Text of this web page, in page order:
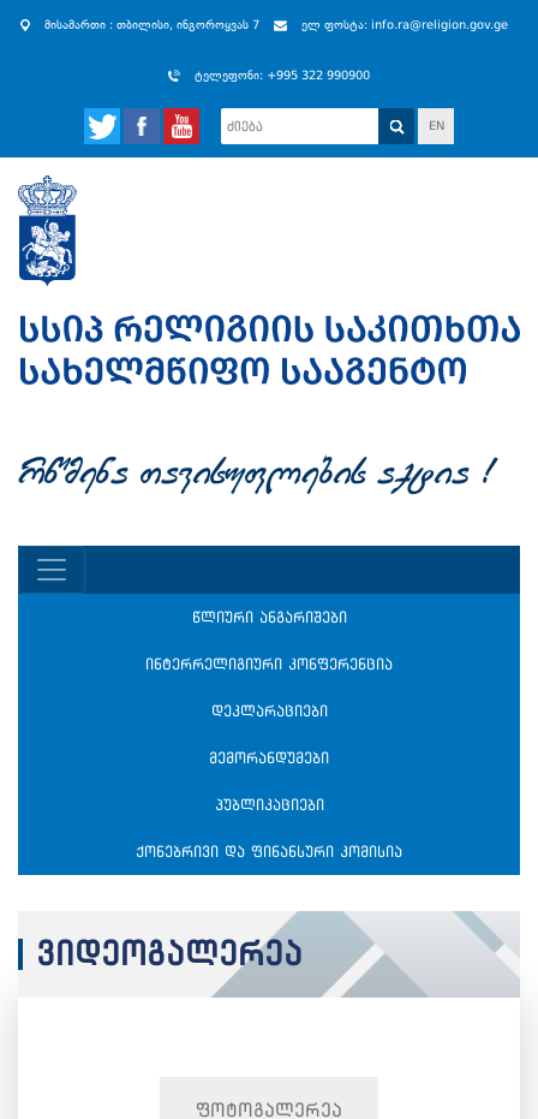
მისამართი : თბილისი, ინგოროყვას 7 ელ ფოსტა: info.ra@religion.gov.ge
ტელეფონი: +995 322 990900
EN
rwmena Tavisuflebis aqtia !
წლიური ანგარიშები
ინტერრელიგიური კონფერენცია
დეკლარაციები
მემორანდუმები
პუბლიკაციები
ქონებრივი და ფინანსური კომისია
ვიდეოგალერეა
ფოტოგალერეა